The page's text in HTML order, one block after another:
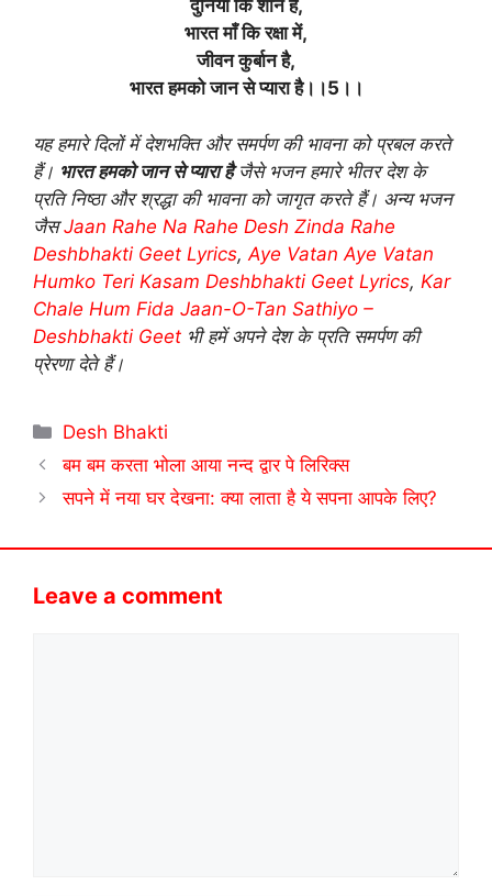
दुनिया कि शान है,
भारत माँ कि रक्षा में,
जीवन कुर्बान है,
भारत हमको जान से प्यारा है।।5।।
यह हमारे दिलों में देशभक्ति और समर्पण की भावना को प्रबल करते
हैं। भारत हमको जान से प्यारा हैजैसे भजन हमारे भीतर देश के
प्रति निष्ठा और श्रद्धा की भावना को जागृत करते हैं। अन्य भजन
जैसJaan Rahe Na Rahe Desh Zinda Rahe
Deshbhakti Geet Lyrics, Aye Vatan Aye Vatan
Humko Teri Kasam Deshbhakti Geet Lyrics, Kar
Chale Hum Fida Jaan-O-Tan Sathiyo –
Deshbhakti Geet भी हमें अपने देश के प्रति समर्पण की
प्रेरणा देते हैं।
Categories
Desh Bhakti
बम बम करता भोला आया नन्द द्वार पे लिरिक्स
सपने में नया घर देखना: क्या लाता है ये सपना आपके लिए?
Leave a comment